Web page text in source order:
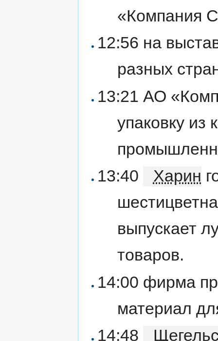
«Компания
12:56 на
разных
13:21 АО
упаковку из
13:40
Харин
выпускает
товаров.
14:00 фирма
материал
14:48